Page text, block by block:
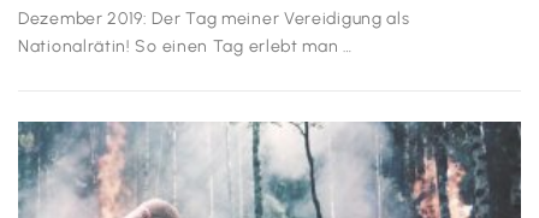
Dezember 2019: Der Tag meiner Vereidigung als
Nationalrätin! So einen Tag erlebt man …